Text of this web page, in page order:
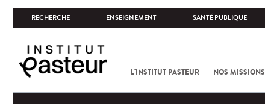
RECHERCHE ENSEIGNEMENT SANTÉ PUBLIQUE
L'INSTITUT PASTEUR NOS MISSIONS